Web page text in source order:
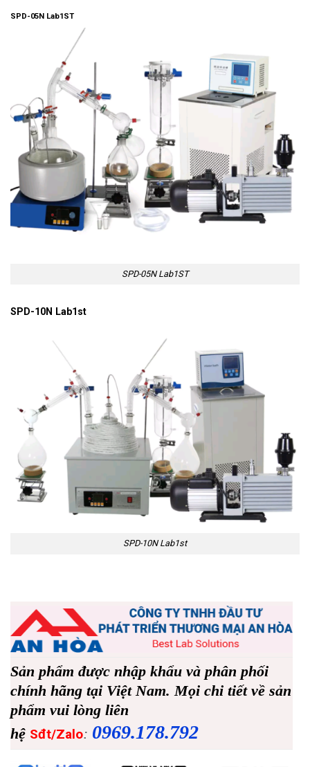
SPD-05N Lab1ST
SPD-05N Lab1ST
SPD-10N Lab1st
SPD-10N Lab1st
Sản phẩm được nhập khẩu và phân phối
chính hãng tại Việt Nam. Mọi chi tiết về sản
phẩm vui lòng liên
hệ Sđt/Zalo: 0969.178.792